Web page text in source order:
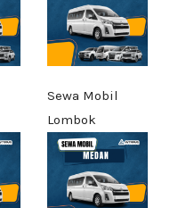
Sewa Mobil
Lombok